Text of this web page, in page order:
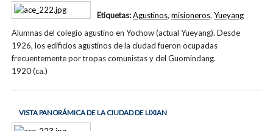
Alumnas del colegio agustino en Yochow (actual Yueyang). Desde
1926, los edificios agustinos de la ciudad fueron ocupadas
frecuentemente por tropas comunistas y del Guomindang.
1920 (ca.)
Etiquetas:Agustinos, misioneros, Yueyang
VISTA PANORÁMICA DE LA CIUDAD DE LIXIAN